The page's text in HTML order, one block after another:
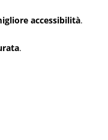
accessibilità.
.